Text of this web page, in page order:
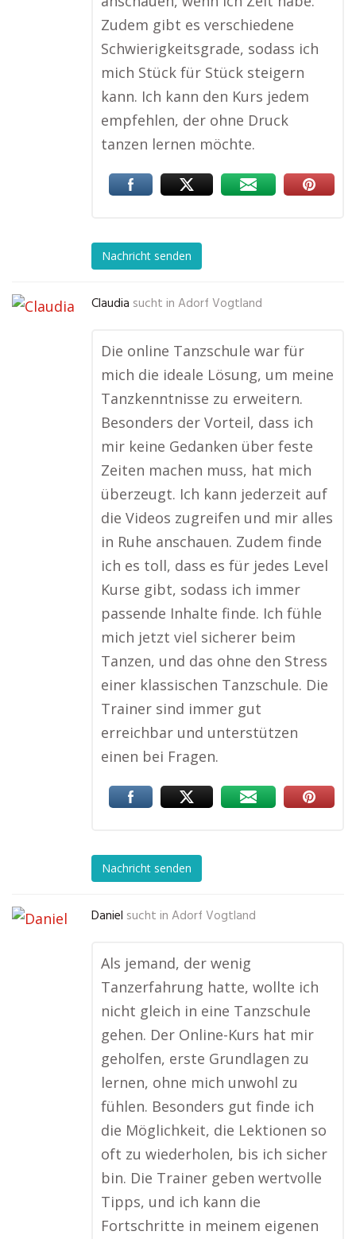
Zudem gibt es verschiedene
Schwierigkeitsgrade, sodass ich
mich Stück für Stück steigern
kann. Ich kann den Kurs jedem
empfehlen, der ohne Druck
tanzen lernen möchte.
Nachricht senden
Claudia sucht in Adorf Vogtland
Die online Tanzschule war für
mich die ideale Lösung, um meine
Tanzkenntnisse zu erweitern.
Besonders der Vorteil, dass ich
mir keine Gedanken über feste
Zeiten machen muss, hat mich
überzeugt. Ich kann jederzeit auf
die Videos zugreifen und mir alles
in Ruhe anschauen. Zudem finde
ich es toll, dass es für jedes Level
Kurse gibt, sodass ich immer
passende Inhalte finde. Ich fühle
mich jetzt viel sicherer beim
Tanzen, und das ohne den Stress
einer klassischen Tanzschule. Die
Trainer sind immer gut
erreichbar und unterstützen
einen bei Fragen.
Nachricht senden
Daniel sucht in Adorf Vogtland
Als jemand, der wenig
Tanzerfahrung hatte, wollte ich
nicht gleich in eine Tanzschule
gehen. Der Online-Kurs hat mir
geholfen, erste Grundlagen zu
lernen, ohne mich unwohl zu
fühlen. Besonders gut finde ich
die Möglichkeit, die Lektionen so
oft zu wiederholen, bis ich sicher
bin. Die Trainer geben wertvolle
Tipps, und ich kann die
Fortschritte in meinem eigenen